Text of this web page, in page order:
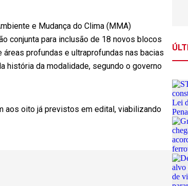
e Mudança do Clima (MMA)
conjunta para inclusão de 18 novos blocos
profundas e ultraprofundas nas bacias
história da modalidade, segundo o governo
aos oito já previstos em edital, viabilizando